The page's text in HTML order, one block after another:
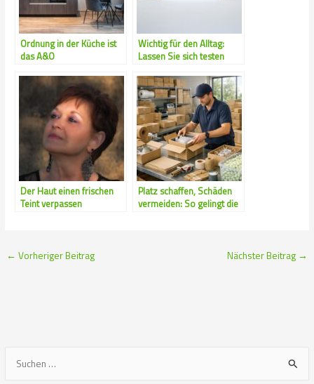
Ordnung in der Küche ist
das A&O
Wichtig für den Alltag:
Lassen Sie sich testen
Der Haut einen frischen
Teint verpassen
Platz schaffen, Schäden
vermeiden: So gelingt die
← Vorheriger Beitrag Nächster Beitrag →